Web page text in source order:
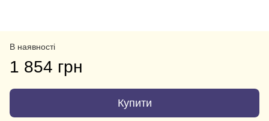
В наявності
1 854 грн
Купити